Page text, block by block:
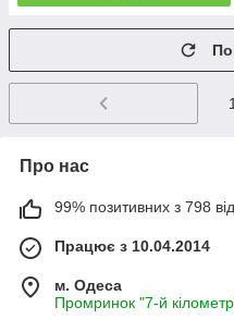
1
Про нас
99% позитивних з 798
Працює з 10.04.2014
м. Одеса
Промринок "7-й